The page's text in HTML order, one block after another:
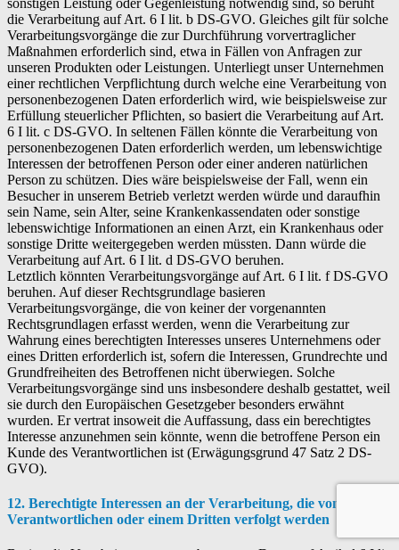
die Verarbeitung auf Art. 6 I lit. b DS-GVO. Gleiches gilt für solche
Verarbeitungsvorgänge die zur Durchführung vorvertraglicher
Maßnahmen erforderlich sind, etwa in Fällen von Anfragen zur
unseren Produkten oder Leistungen. Unterliegt unser Unternehmen
einer rechtlichen Verpflichtung durch welche eine Verarbeitung von
personenbezogenen Daten erforderlich wird, wie beispielsweise zur
Erfüllung steuerlicher Pflichten, so basiert die Verarbeitung auf Art.
6 I lit. c DS-GVO. In seltenen Fällen könnte die Verarbeitung von
personenbezogenen Daten erforderlich werden, um lebenswichtige
Interessen der betroffenen Person oder einer anderen natürlichen
Person zu schützen. Dies wäre beispielsweise der Fall, wenn ein
Besucher in unserem Betrieb verletzt werden würde und daraufhin
sein Name, sein Alter, seine Krankenkassendaten oder sonstige
lebenswichtige Informationen an einen Arzt, ein Krankenhaus oder
sonstige Dritte weitergegeben werden müssten. Dann würde die
Verarbeitung auf Art. 6 I lit. d DS-GVO beruhen.
Letztlich könnten Verarbeitungsvorgänge auf Art. 6 I lit. f DS-GVO
beruhen. Auf dieser Rechtsgrundlage basieren
Verarbeitungsvorgänge, die von keiner der vorgenannten
Rechtsgrundlagen erfasst werden, wenn die Verarbeitung zur
Wahrung eines berechtigten Interesses unseres Unternehmens oder
eines Dritten erforderlich ist, sofern die Interessen, Grundrechte und
Grundfreiheiten des Betroffenen nicht überwiegen. Solche
Verarbeitungsvorgänge sind uns insbesondere deshalb gestattet, weil
sie durch den Europäischen Gesetzgeber besonders erwähnt
wurden. Er vertrat insoweit die Auffassung, dass ein berechtigtes
Interesse anzunehmen sein könnte, wenn die betroffene Person ein
Kunde des Verantwortlichen ist (Erwägungsgrund 47 Satz 2 DS-
GVO).
12. Berechtigte Interessen an der Verarbeitung, die von dem
Verantwortlichen oder einem Dritten verfolgt werden